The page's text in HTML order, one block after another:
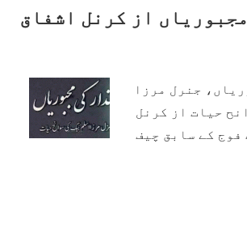
از کرنل اشفاق
جنرل مرزا
حیات از کرنل
فوج کے سابق چیف